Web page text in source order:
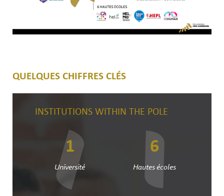
QUELQUES CHIFFRES CLÉS
INSTITUTIONS WITHIN THE POLE
1
Université
6
Hautes écoles